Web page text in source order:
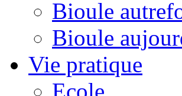
Bioule
Bioule
Vie pratique